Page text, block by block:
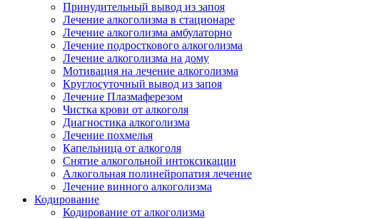
Принудительный вывод из запоя
Лечение алкоголизма в стационаре
Лечение алкоголизма амбулаторно
Лечение подросткового алкоголизма
Лечение алкоголизма на дому
Мотивация на лечение алкоголизма
Круглосуточный вывод из запоя
Лечение Плазмаферезом
Чистка крови от алкоголя
Диагностика алкоголизма
Лечение похмелья
Капельница от алкоголя
Снятие алкогольной интоксикации
Алкогольная полинейропатия лечение
Лечение винного алкоголизма
Кодирование
Кодирование от алкоголизма